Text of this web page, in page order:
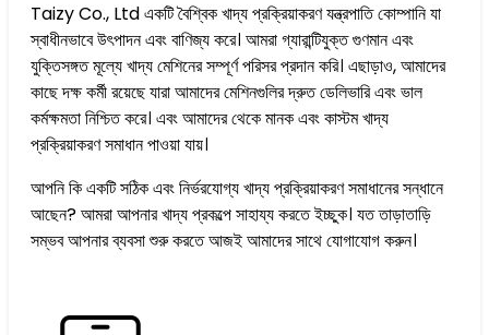
Taizy Co., Ltd একটি বৈশ্বিক খাদ্য প্রক্রিয়াকরণ যন্ত্রপাতি কোম্পানি যা
স্বাধীনভাবে উৎপাদন এবং বাণিজ্য করে। আমরা গ্যারান্টিযুক্ত গুণমান এবং
যুক্তিসঙ্গত মূল্যে খাদ্য মেশিনের সম্পূর্ণ পরিসর প্রদান করি। এছাড়াও, আমাদের
কাছে দক্ষ কর্মী রয়েছে যারা আমাদের মেশিনগুলির দ্রুত ডেলিভারি এবং ভাল
কর্মক্ষমতা নিশ্চিত করে। এবং আমাদের থেকে মানক এবং কাস্টম খাদ্য
প্রক্রিয়াকরণ সমাধান পাওয়া যায়।
আপনি কি একটি সঠিক এবং নির্ভরযোগ্য খাদ্য প্রক্রিয়াকরণ সমাধানের সন্ধানে
আছেন? আমরা আপনার খাদ্য প্রকল্পে সাহায্য করতে ইচ্ছুক। যত তাড়াতাড়ি
সম্ভব আপনার ব্যবসা শুরু করতে আজই আমাদের সাথে যোগাযোগ করুন।